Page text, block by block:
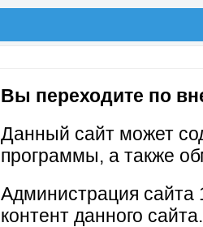
Вы переходите по
Данный сайт может
программы, а также
Администрация сайта
контент данного сайта.